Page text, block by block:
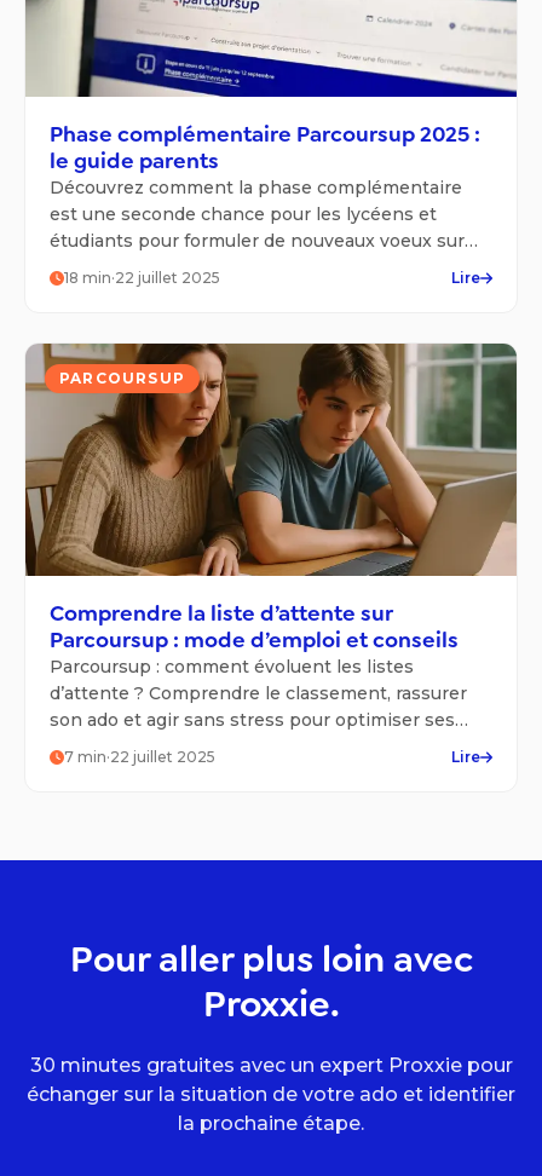
Phase complémentaire Parcoursup 2025 :
le guide parents
Découvrez comment la phase complémentaire
est une seconde chance pour les lycéens et
étudiants pour formuler de nouveaux voeux sur
Parcoursup !
18 min·22 juillet 2025 Lire
PARCOURSUP
Comprendre la liste d’attente sur
Parcoursup : mode d’emploi et conseils
Parcoursup : comment évoluent les listes
d’attente ? Comprendre le classement, rassurer
son ado et agir sans stress pour optimiser ses
chances.
7 min·22 juillet 2025 Lire
Pour aller plus loin avec
Proxxie.
30 minutes gratuites avec un expert Proxxie pour
échanger sur la situation de votre ado et identifier
la prochaine étape.